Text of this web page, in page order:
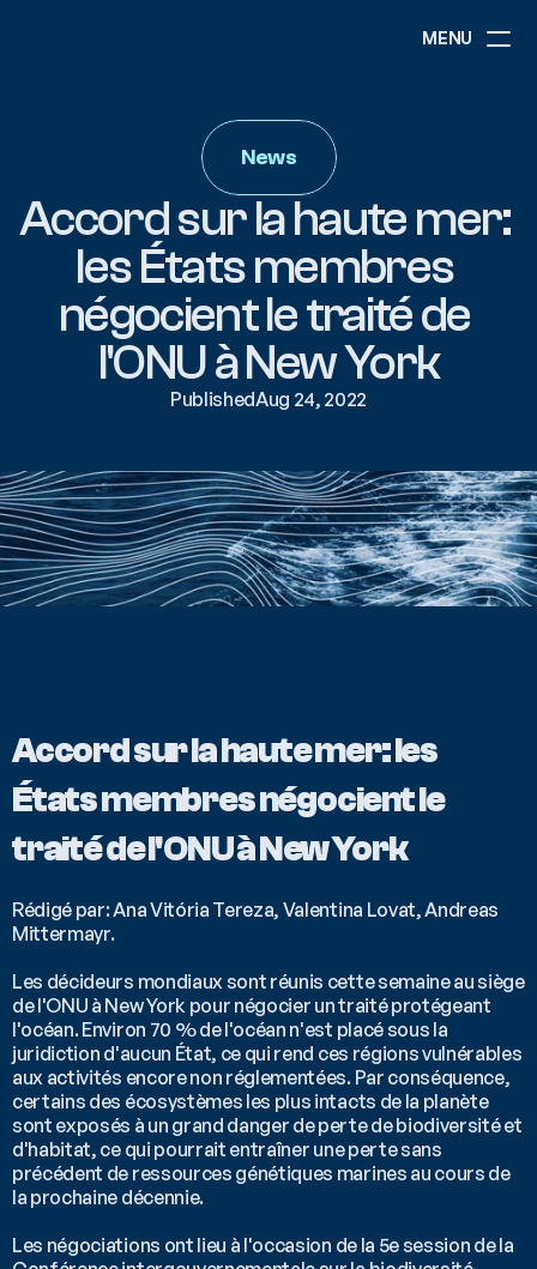
MENU
RESOURCES
GOVERNANCE
COMMUNITY
News
Accord sur la haute mer:
les États membres
négocient le traité de
l'ONU à New York
PublishedAug 24, 2022
Accord sur la haute mer: les
États membres négocient le
traité de l'ONU à New York
Rédigé par: Ana Vitória Tereza, Valentina Lovat, Andreas
Mittermayr.
Les décideurs mondiaux sont réunis cette semaine au siège
de l'ONU à New York pour négocier un traité protégeant
l'océan. Environ 70 % de l'océan n'est placé sous la
juridiction d'aucun État, ce qui rend ces régions vulnérables
aux activités encore non réglementées. Par conséquence,
certains des écosystèmes les plus intacts de la planète
sont exposés à un grand danger de perte de biodiversité et
d'habitat, ce qui pourrait entraîner une perte sans
précédent de ressources génétiques marines au cours de
la prochaine décennie.
Les négociations ont lieu à l'occasion de la 5e session de la